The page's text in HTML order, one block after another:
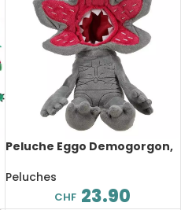
Peluche Eggo Demogorgon,
Peluches
CHF 23.90